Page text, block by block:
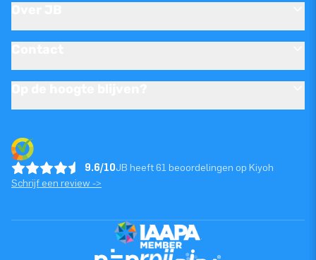
9.6/10JB heeft 61 beoordelingen op Kiyoh
Schrijf een review ->